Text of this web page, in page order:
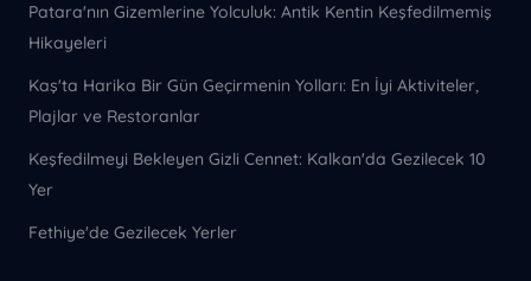
Patara'nın Gizemlerine Yolculuk: Antik Kentin Keşfedilmemiş
Hikayeleri
Kaş'ta Harika Bir Gün Geçirmenin Yolları: En İyi Aktiviteler,
Plajlar ve Restoranlar
Keşfedilmeyi Bekleyen Gizli Cennet: Kalkan'da Gezilecek 10
Yer
Fethiye'de Gezilecek Yerler